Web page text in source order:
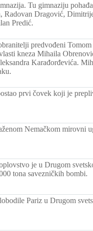
Tu gimnaziju
Radovan Dragović,
Predić.
predvođeni
kneza Mihaila
Karađorđevića.
prvi čovek koji je
Nemačkom mirovni
je u Drugom
tona savezničkih bombi.
Pariz u Drugom